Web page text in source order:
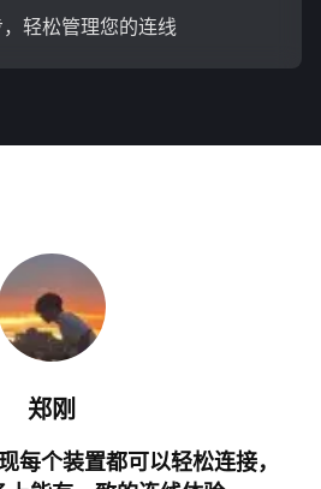
轻松管理您的连线
郑刚
每个装置都可以轻松连接，